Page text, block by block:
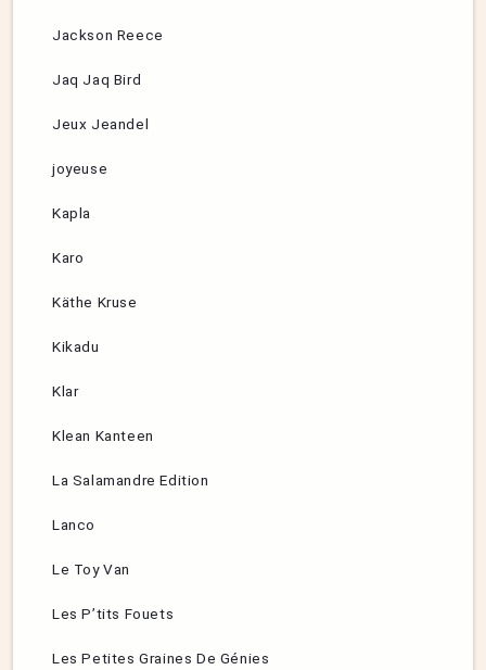
Jackson Reece
Jaq Jaq Bird
Jeux Jeandel
joyeuse
Kapla
Karo
Käthe Kruse
Kikadu
Klar
Klean Kanteen
La Salamandre Edition
Lanco
Le Toy Van
Les P’tits Fouets
Les Petites Graines De Génies